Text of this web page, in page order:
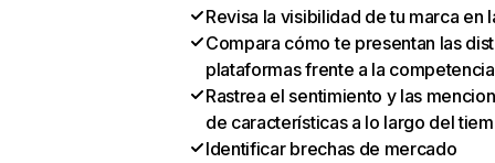
Revisa la visibilidad de tu marca en
Compara cómo te presentan las
plataformas frente a la competencia
Rastrea el sentimiento y las
de características a lo largo del
Identificar brechas de mercado